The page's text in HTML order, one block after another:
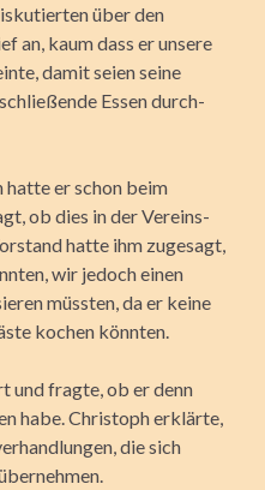
über den
an, kaum dass er unsere
damit seien seine
Essen durch­
hatte er schon beim
ob dies in der Vereins­
hatte ihm zugesagt,
wir jedoch einen
müssten, da er keine
kochen könnten.
und fragte, ob er denn
habe. Christoph erklärte,
die sich